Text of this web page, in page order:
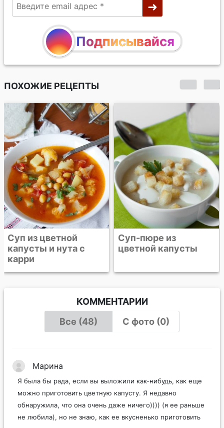
Подписывайся
ПОХОЖИЕ РЕЦЕПТЫ
Суп из цветной
капусты и нута с
карри
Суп-пюре из
цветной капусты
КОММЕНТАРИИ
Все (48)
С фото (0)
Марина
Я была бы рада, если вы выложили как-нибудь, как еще
можно приготовить цветную капусту. Я недавно
обнаружила, что она очень даже ничего)))) (я ее раньше
не любила), но не знаю, как ее вкусненько приготовить